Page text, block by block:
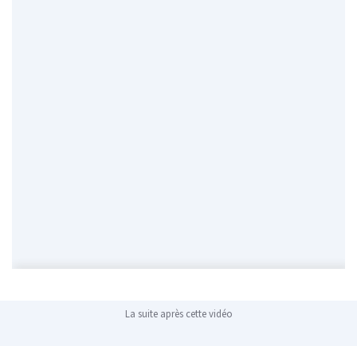
La suite après cette vidéo